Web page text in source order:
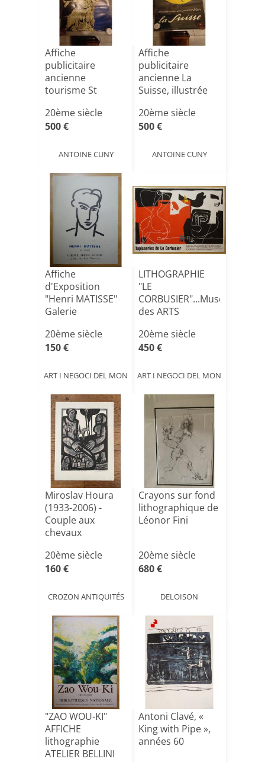
Affiche
publicitaire
ancienne
tourisme St
1938, Wa[...]
20ème siècle
500 €
ANTOINE CUNY
Affiche
publicitaire
ancienne La
Suisse, illustrée
20ème siècle
500 €
ANTOINE CUNY
Affiche
d'Exposition
"Henri MATISSE"
Galerie
20ème siècle
150 €
ART I NEGOCI DEL MON
LITHOGRAPHIE
"LE
CORBUSIER"...Musée
des ARTS
20ème siècle
450 €
ART I NEGOCI DEL MON
Miroslav Houra
(1933-2006) -
Couple aux
chevaux
20ème siècle
160 €
CROZON ANTIQUITÉS
Crayons sur fond
lithographique de
Léonor Fini
20ème siècle
680 €
DELOISON
"ZAO WOU-KI"
AFFICHE
lithographie
ATELIER BELLINI
Antoni Clavé, «
King with Pipe »,
années 60